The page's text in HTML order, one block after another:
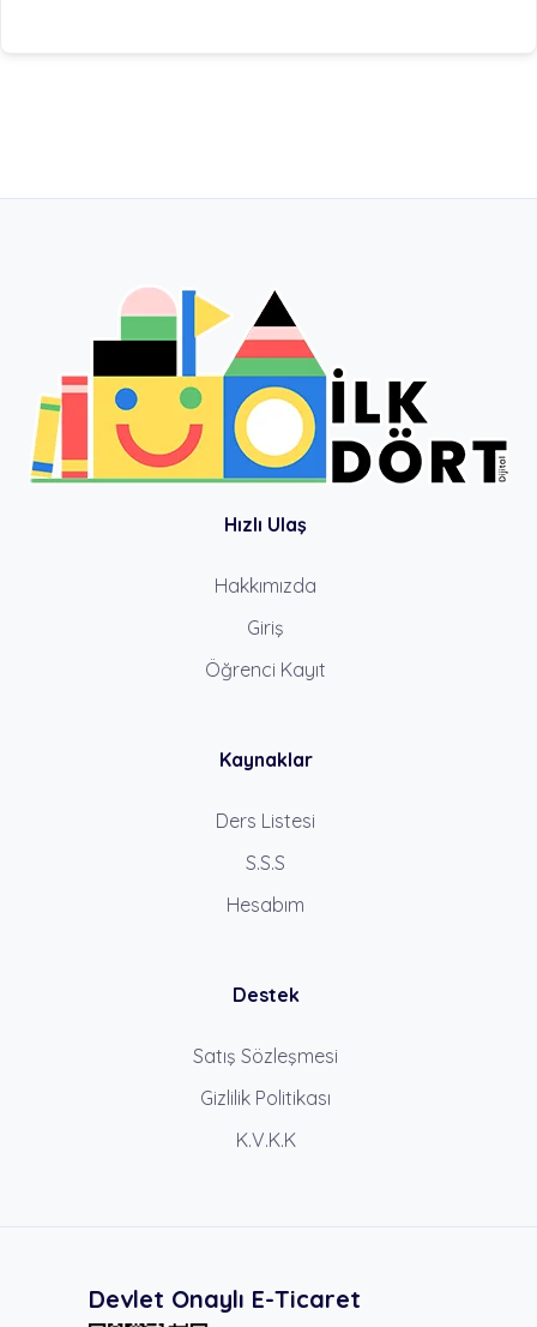
Hızlı Ulaş
Hakkımızda
Giriş
Öğrenci Kayıt
Kaynaklar
Ders Listesi
S.S.S
Hesabım
Destek
Satış Sözleşmesi
Gizlilik Politikası
K.V.K.K
Devlet Onaylı E-Ticaret